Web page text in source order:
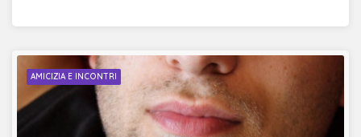
AMICIZIA E INCONTRI